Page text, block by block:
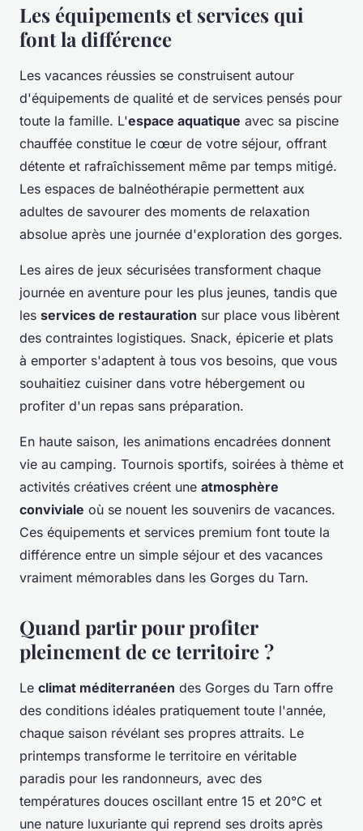
Les équipements et services qui
font la différence
Les vacances réussies se construisent autour
d'équipements de qualité et de services pensés pour
toute la famille. L'espace aquatique avec sa piscine
chauffée constitue le cœur de votre séjour, offrant
détente et rafraîchissement même par temps mitigé.
Les espaces de balnéothérapie permettent aux
adultes de savourer des moments de relaxation
absolue après une journée d'exploration des gorges.
Les aires de jeux sécurisées transforment chaque
journée en aventure pour les plus jeunes, tandis que
les services de restauration sur place vous libèrent
des contraintes logistiques. Snack, épicerie et plats
à emporter s'adaptent à tous vos besoins, que vous
souhaitiez cuisiner dans votre hébergement ou
profiter d'un repas sans préparation.
En haute saison, les animations encadrées donnent
vie au camping. Tournois sportifs, soirées à thème et
activités créatives créent une atmosphère
conviviale où se nouent les souvenirs de vacances.
Ces équipements et services premium font toute la
différence entre un simple séjour et des vacances
vraiment mémorables dans les Gorges du Tarn.
Quand partir pour profiter
pleinement de ce territoire ?
Le climat méditerranéen des Gorges du Tarn offre
des conditions idéales pratiquement toute l'année,
chaque saison révélant ses propres attraits. Le
printemps transforme le territoire en véritable
paradis pour les randonneurs, avec des
températures douces oscillant entre 15 et 20°C et
une nature luxuriante qui reprend ses droits après